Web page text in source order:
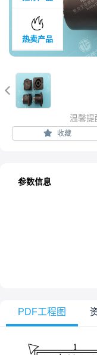

温馨提
收藏
参数信息
PDF工程图

热卖产品